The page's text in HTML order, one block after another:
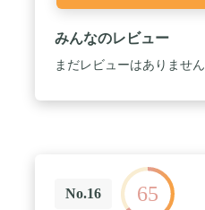
みんなのレビュー
まだレビューはありません
No.16 65